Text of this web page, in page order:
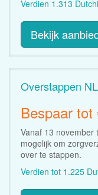
Verdien 1.313
Bekijk
Overstappen NL
Bespaar
Vanaf 13
mogelijk om
over te stappen.
Verdien tot 1.225